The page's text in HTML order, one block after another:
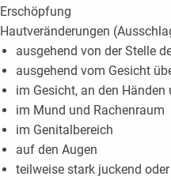
Erschöpfung
Hautveränderungen
ausgehend von der Stelle
ausgehend vom Gesicht
im Gesicht, an den Händen
im Mund und Rachenraum
im Genitalbereich
auf den Augen
teilweise stark juckend